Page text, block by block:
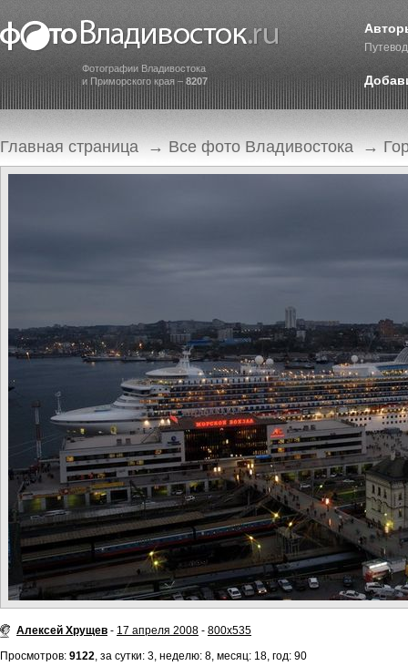
Фотографии Владивостока
и Приморского края – 8207
Главная страница → Все фото Владивостока →
Алексей Хрущев - 17 апреля 2008 - 800x535
Просмотров: 9122, за сутки: 3, неделю: 8, месяц: 18, год: 90